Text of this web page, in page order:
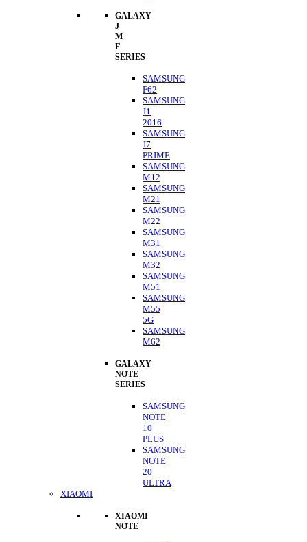
GALAXY
J
M
F
SERIES
SAMSUNG
F62
SAMSUNG
J1
2016
SAMSUNG
J7
PRIME
SAMSUNG
M12
SAMSUNG
M21
SAMSUNG
M22
SAMSUNG
M31
SAMSUNG
M32
SAMSUNG
M51
SAMSUNG
M55
5G
SAMSUNG
M62
GALAXY
NOTE
SERIES
SAMSUNG
NOTE
10
PLUS
SAMSUNG
NOTE
20
ULTRA
XIAOMI
XIAOMI
NOTE